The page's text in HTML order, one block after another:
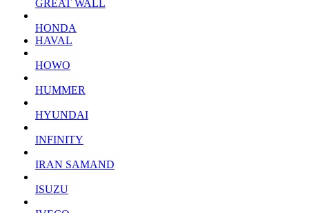
GREAT WALL
HONDA
HAVAL
HOWO
HUMMER
HYUNDAI
INFINITY
IRAN SAMAND
ISUZU